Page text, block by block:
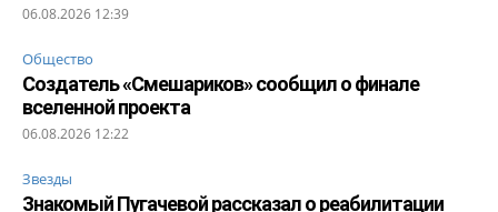
06.08.2026 12:39
Общество
Создатель «Смешариков» сообщил о финале
вселенной проекта
06.08.2026 12:22
Звезды
Знакомый Пугачевой рассказал о реабилитации